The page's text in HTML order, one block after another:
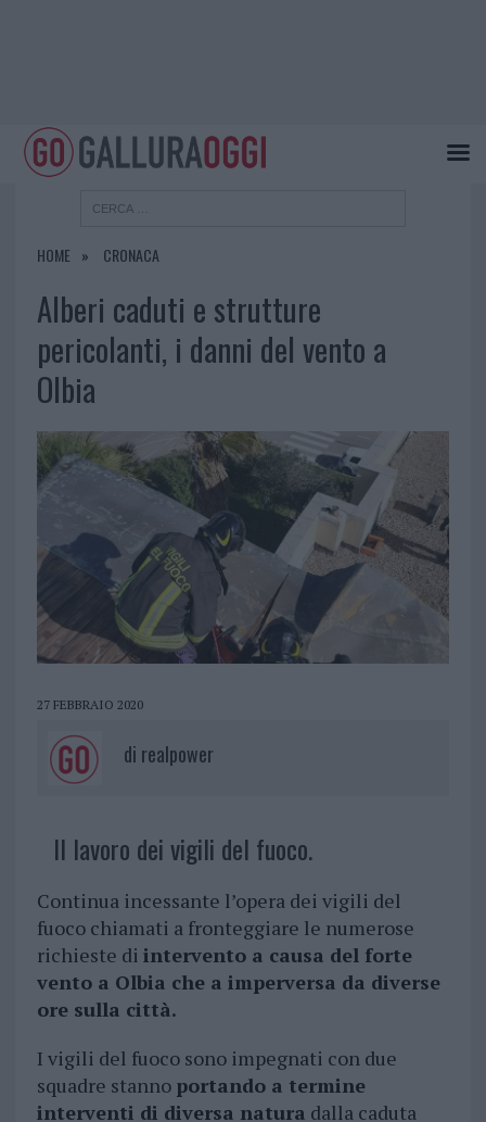
HOME CRONACA
Alberi caduti e strutture
pericolanti, i danni del vento a
Olbia
27 FEBBRAIO 2020
di realpower
Il lavoro dei vigili del fuoco.
Continua incessante l’opera dei vigili del
fuoco chiamati a fronteggiare le numerose
richieste di intervento a causa del forte
vento a Olbia che a imperversa da diverse
ore sulla città.
I vigili del fuoco sono impegnati con due
squadre stanno portando a termine
interventi di diversa natura dalla caduta